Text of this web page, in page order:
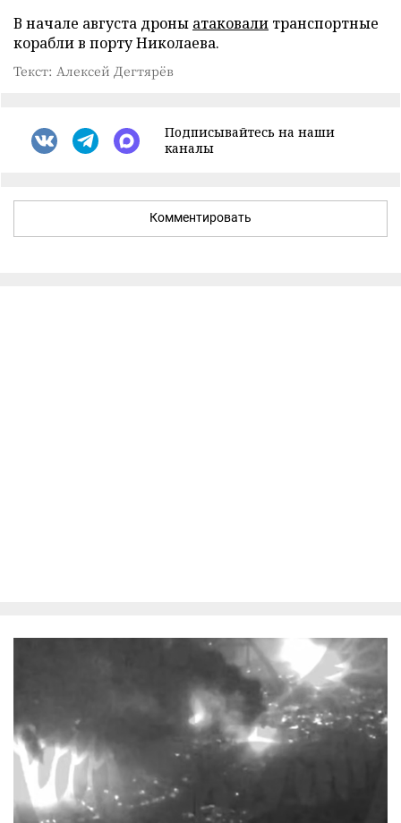
В начале августа дроны атаковали транспортные
корабли в порту Николаева.
Текст: Алексей Дегтярёв
Подписывайтесь на наши
каналы
Комментировать